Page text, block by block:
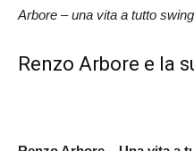
Arbore – una vita a tutto
Renzo Arbore e la